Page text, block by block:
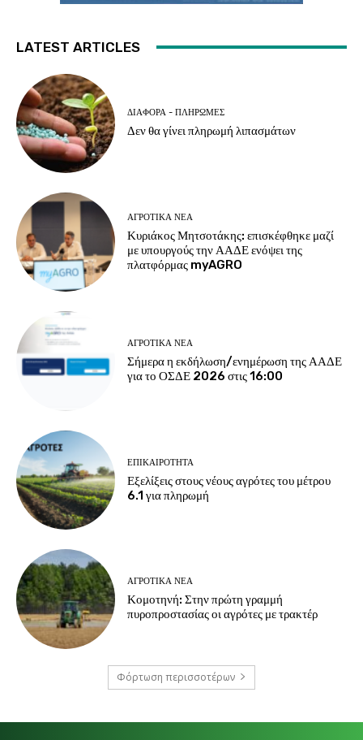
LATEST ARTICLES
ΔΙΆΦΟΡΑ - ΠΛΗΡΩΜΈΣ
Δεν θα γίνει πληρωμή λιπασμάτων
ΑΓΡΟΤΙΚΆ ΝΈΑ
Κυριάκος Μητσοτάκης: επισκέφθηκε μαζί
με υπουργούς την ΑΑΔΕ ενόψει της
πλατφόρμας myAGRO
ΑΓΡΟΤΙΚΆ ΝΈΑ
Σήμερα η εκδήλωση/ενημέρωση της ΑΑΔΕ
για το ΟΣΔΕ 2026 στις 16:00
ΕΠΙΚΑΙΡΌΤΗΤΑ
Εξελίξεις στους νέους αγρότες του μέτρου
6.1 για πληρωμή
ΑΓΡΟΤΙΚΆ ΝΈΑ
Κομοτηνή: Στην πρώτη γραμμή
πυροπροστασίας οι αγρότες με τρακτέρ
Φόρτωση περισσοτέρων